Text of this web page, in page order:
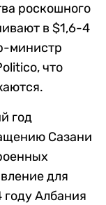
роскошного
в $1,6-4
министр
что
год
Сазани
для
году Албания